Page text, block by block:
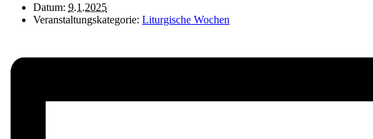
Datum: 9.1.2025
Veranstaltungskategorie: Liturgische Wochen